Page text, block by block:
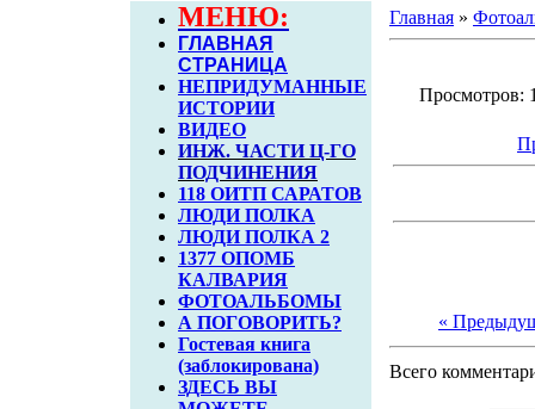
МЕНЮ:
ГЛАВНАЯ
СТРАНИЦА
НЕПРИДУМАННЫЕ
ИСТОРИИ
ВИДЕО
ИНЖ. ЧАСТИ Ц-ГО
ПОДЧИНЕНИЯ
118 ОИТП САРАТОВ
ЛЮДИ ПОЛКА
ЛЮДИ ПОЛКА 2
1377 ОПОМБ
КАЛВАРИЯ
ФОТОАЛЬБОМЫ
А ПОГОВОРИТЬ?
Гостевая книга
(заблокирована)
ЗДЕСЬ ВЫ
Главная »
Просмотров:
«
Всего